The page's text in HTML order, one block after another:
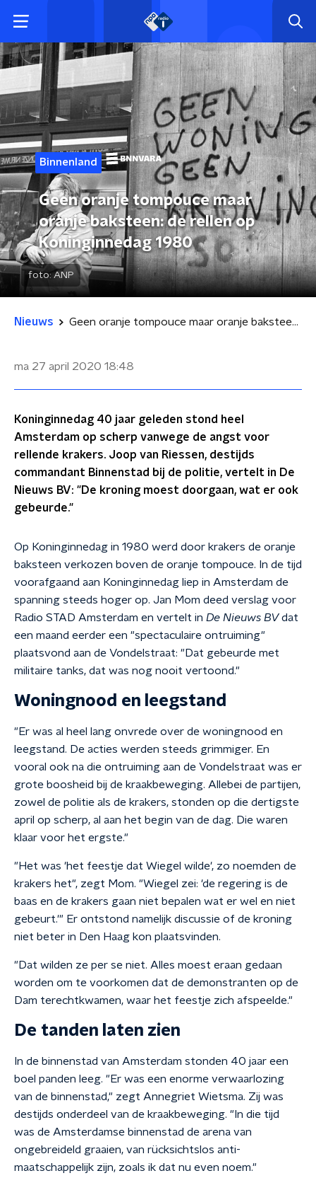
Binnenland
Geen oranje tompouce maar
oranje baksteen: de rellen op
Koninginnedag 1980
foto:ANP
Nieuws Geen oranje tompouce maar oranje baksteen: de rellen op Koninginnedag 1980
ma 27 april 2020 18:48
Koninginnedag 40 jaar geleden stond heel
Amsterdam op scherp vanwege de angst voor
rellende krakers. Joop van Riessen, destijds
commandant Binnenstad bij de politie, vertelt in De
Nieuws BV: "De kroning moest doorgaan, wat er ook
gebeurde."
Op Koninginnedag in 1980 werd door krakers de oranje
baksteen verkozen boven de oranje tompouce. In de tijd
voorafgaand aan Koninginnedag liep in Amsterdam de
spanning steeds hoger op. Jan Mom deed verslag voor
Radio STAD Amsterdam en vertelt in De Nieuws BVdat
een maand eerder een "spectaculaire ontruiming"
plaatsvond aan de Vondelstraat: "Dat gebeurde met
militaire tanks, dat was nog nooit vertoond."
Woningnood en leegstand
"Er was al heel lang onvrede over de woningnood en
leegstand. De acties werden steeds grimmiger. En
vooral ook na die ontruiming aan de Vondelstraat was er
grote boosheid bij de kraakbeweging. Allebei de partijen,
zowel de politie als de krakers, stonden op die dertigste
april op scherp, al aan het begin van de dag. Die waren
klaar voor het ergste."
"Het was 'het feestje dat Wiegel wilde', zo noemden de
krakers het", zegt Mom. "Wiegel zei: 'de regering is de
baas en de krakers gaan niet bepalen wat er wel en niet
gebeurt.'" Er ontstond namelijk discussie of de kroning
niet beter in Den Haag kon plaatsvinden.
"Dat wilden ze per se niet. Alles moest eraan gedaan
worden om te voorkomen dat de demonstranten op de
Dam terechtkwamen, waar het feestje zich afspeelde."
De tanden laten zien
In de binnenstad van Amsterdam stonden 40 jaar een
boel panden leeg. "Er was een enorme verwaarlozing
van de binnenstad," zegt Annegriet Wietsma. Zij was
destijds onderdeel van de kraakbeweging. "In die tijd
was de Amsterdamse binnenstad de arena van
ongebreideld graaien, van rücksichtslos anti-
maatschappelijk zijn, zoals ik dat nu even noem."